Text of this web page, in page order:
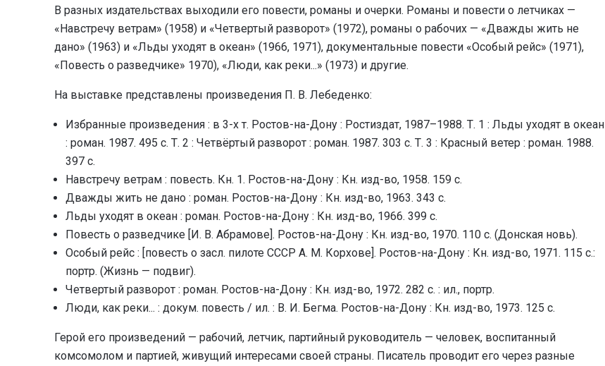
В разных издательствах выходили его повести, романы и очерки. Романы и повести о летчиках —
«Навстречу ветрам» (1958) и «Четвертый разворот» (1972), романы о рабочих — «Дважды жить не
дано» (1963) и «Льды уходят в океан» (1966, 1971), документальные повести «Особый рейс» (1971),
«Повесть о разведчике» 1970), «Люди, как реки...» (1973) и другие.
На выставке представлены произведения П. В. Лебеденко:
Избранные произведения : в 3-х т. Ростов-на-Дону : Ростиздат, 1987–1988. Т. 1 : Льды уходят в океан
: роман. 1987. 495 с. Т. 2 : Четвёртый разворот : роман. 1987. 303 с. Т. 3 : Красный ветер : роман. 1988.
397 с.
Навстречу ветрам : повесть. Кн. 1. Ростов-на-Дону : Кн. изд-во, 1958. 159 с.
Дважды жить не дано : роман. Ростов-на-Дону : Кн. изд-во, 1963. 343 с.
Льды уходят в океан : роман. Ростов-на-Дону : Кн. изд-во, 1966. 399 с.
Повесть о разведчике [И. В. Абрамове]. Ростов-на-Дону : Кн. изд-во, 1970. 110 с. (Донская новь).
Особый рейс : [повесть о засл. пилоте СССР А. М. Корхове]. Ростов-на-Дону : Кн. изд-во, 1971. 115 с.:
портр. (Жизнь — подвиг).
Четвертый разворот : роман. Ростов-на-Дону : Кн. изд-во, 1972. 282 с. : ил., портр.
Люди, как реки... : докум. повесть / ил. : В. И. Бегма. Ростов-на-Дону : Кн. изд-во, 1973. 125 с.
Герой его произведений — рабочий, летчик, партийный руководитель — человек, воспитанный
комсомолом и партией, живущий интересами своей страны. Писатель проводит его через разные